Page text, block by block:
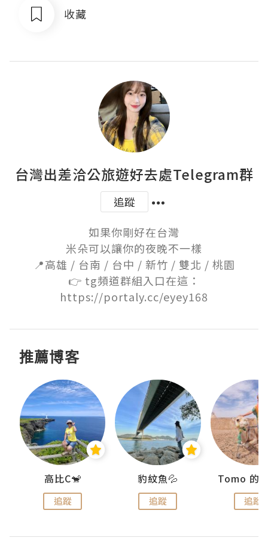
收藏
台灣出差洽公旅遊好去處Telegram群
追蹤
如果你剛好在台灣
米朵可以讓你的夜晚不一樣
📍高雄 / 台南 / 台中 / 新竹 / 雙北 / 桃園
👉 tg頻道群組入口在這：
https://portaly.cc/eyey168
推薦博客
高比C🐒
追蹤
豹紋魚💦
追蹤 追蹤